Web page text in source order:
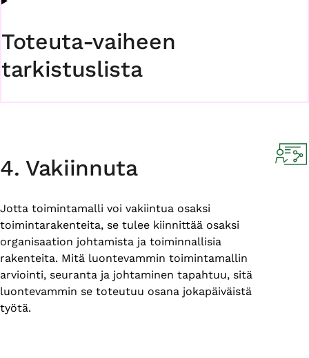
Toteuta-vaiheen
tarkistuslista
4. Vakiinnuta
Jotta toimintamalli voi vakiintua osaksi
toimintarakenteita, se tulee kiinnittää osaksi
organisaation johtamista ja toiminnallisia
rakenteita. Mitä luontevammin toimintamallin
arviointi, seuranta ja johtaminen tapahtuu, sitä
luontevammin se toteutuu osana jokapäiväistä
työtä.